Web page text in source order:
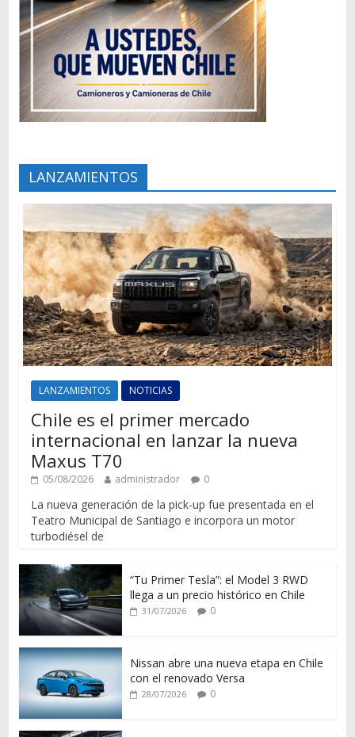
LANZAMIENTOS
LANZAMIENTOS NOTICIAS
Chile es el primer mercado
internacional en lanzar la nueva
Maxus T70
05/08/2026 administrador 0
La nueva generación de la pick-up fue presentada en el
Teatro Municipal de Santiago e incorpora un motor
turbodiésel de
“Tu Primer Tesla”: el Model 3 RWD
llega a un precio histórico en Chile
31/07/2026 0
Nissan abre una nueva etapa en Chile
con el renovado Versa
28/07/2026 0